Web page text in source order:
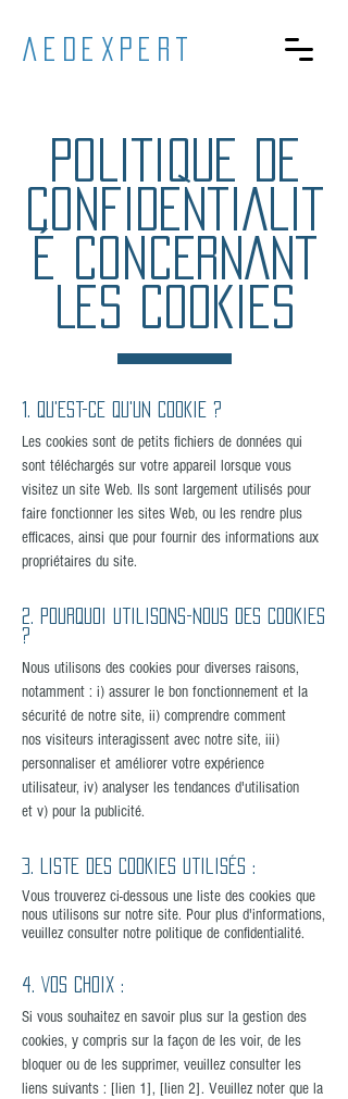
aedexpert
POLITIQUE DE
CONFIDENTIALIT
É CONCERNANT
LES COOKIES
1. Qu'est-ce qu'un cookie ?
Les cookies sont de petits fichiers de données qui
sont téléchargés sur votre appareil lorsque vous
visitez un site Web. Ils sont largement utilisés pour
faire fonctionner les sites Web, ou les rendre plus
efficaces, ainsi que pour fournir des informations aux
propriétaires du site.
2. Pourquoi utilisons-nous des cookies
?
Nous utilisons des cookies pour diverses raisons,
notamment : i) assurer le bon fonctionnement et la
sécurité de notre site, ii) comprendre comment
nos visiteurs interagissent avec notre site, iii)
personnaliser et améliorer votre expérience
utilisateur, iv) analyser les tendances d'utilisation
et v) pour la publicité.
3. Liste des cookies utilisés :
Vous trouverez ci-dessous une liste des cookies que
nous utilisons sur notre site. Pour plus d'informations,
veuillez consulter notre politique de confidentialité.
4. Vos choix :
Si vous souhaitez en savoir plus sur la gestion des
cookies, y compris sur la façon de les voir, de les
bloquer ou de les supprimer, veuillez consulter les
liens suivants : [lien 1], [lien 2]. Veuillez noter que la